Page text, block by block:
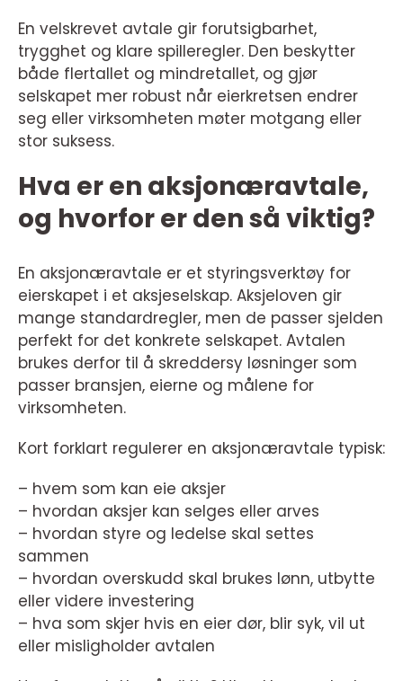
En velskrevet avtale gir forutsigbarhet,
trygghet og klare spilleregler. Den beskytter
både flertallet og mindretallet, og gjør
selskapet mer robust når eierkretsen endrer
seg eller virksomheten møter motgang eller
stor suksess.
Hva er en aksjonæravtale,
og hvorfor er den så viktig?
En aksjonæravtale er et styringsverktøy for
eierskapet i et aksjeselskap. Aksjeloven gir
mange standardregler, men de passer sjelden
perfekt for det konkrete selskapet. Avtalen
brukes derfor til å skreddersy løsninger som
passer bransjen, eierne og målene for
virksomheten.
Kort forklart regulerer en aksjonæravtale typisk:
– hvem som kan eie aksjer
– hvordan aksjer kan selges eller arves
– hvordan styre og ledelse skal settes
sammen
– hvordan overskudd skal brukes lønn, utbytte
eller videre investering
– hva som skjer hvis en eier dør, blir syk, vil ut
eller misligholder avtalen